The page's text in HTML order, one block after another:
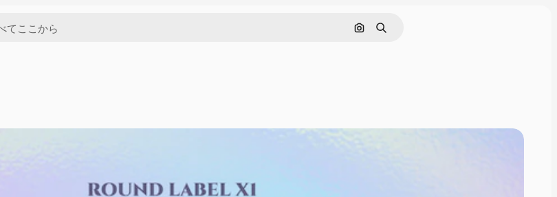
画像で検索
検索